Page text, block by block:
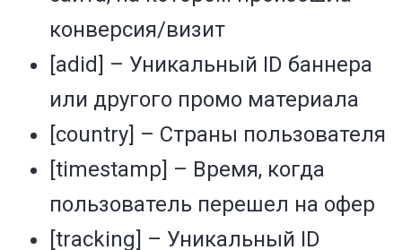
конверсия/визит
[adid] – Уникальный ID баннера
или другого промо материала
[country] – Страны пользователя
[timestamp] – Время, когда
пользователь перешел на офер
[tracking] – Уникальный ID